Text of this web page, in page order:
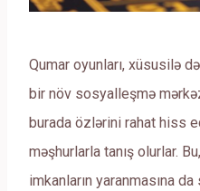
Qumar oyunları, xüsusilə
bir növ sosyalleşmə
burada özlərini rahat hiss
məşhurlarla tanış olurlar.
imkanların yaranmasına